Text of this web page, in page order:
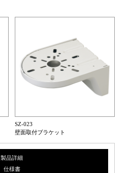
SZ-023
壁面取付ブラケット
製品詳細
仕様書